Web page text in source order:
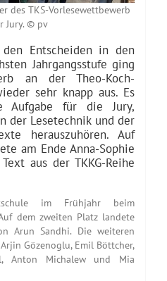
des TKS-Vorlesewettbewerb
Jury. © pv
den Entscheiden in den
Jahrgangsstufe ging
an der Theo-Koch-
sehr knapp aus. Es
Aufgabe für die Jury,
der Lesetechnik und der
herauszuhören. Auf
am Ende Anna-Sophie
aus der TKKG-Reihe
im Frühjahr beim
dem zweiten Platz landete
Arun Sandhi. Die weiteren
Gözenoglu, Emil Böttcher,
Anton Michalew und Mia